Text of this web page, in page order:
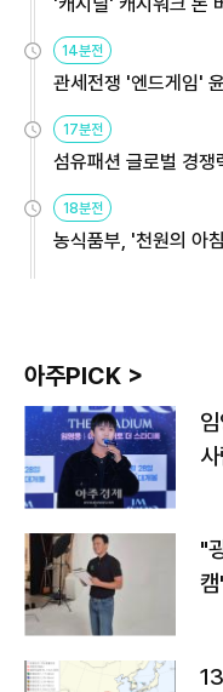
14분전
관세전쟁 '엔드게임'
용해야
17분전
섬유패션 글로벌 경
원
18분전
농식품부, '천원의 아
아주PICK >
"